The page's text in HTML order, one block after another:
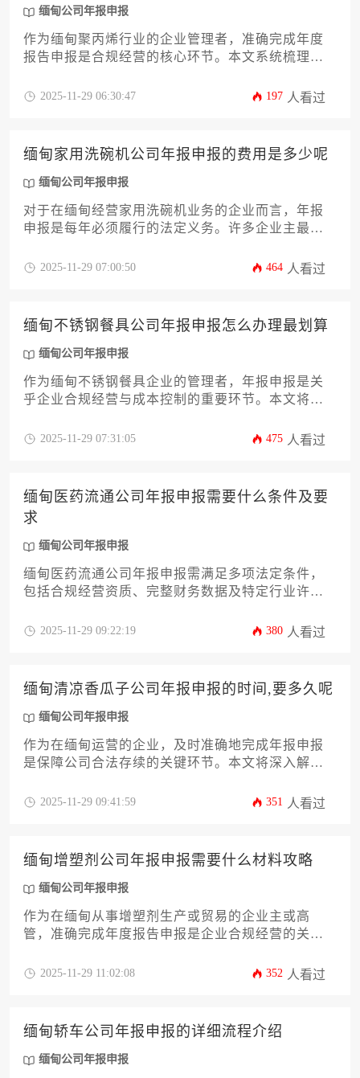
缅甸公司年报申报
作为缅甸聚丙烯行业的企业管理者，准确完成年度
报告申报是合规经营的核心环节。本文系统梳理了
流程，涵盖财务审计、股东信息、税务证明等必备
2025-11-29 06:30:47 197 人看过
缅甸家用洗碗机公司年报申报的费用是多少呢
缅甸公司年报申报
对于在缅甸经营家用洗碗机业务的企业而言，年报
申报是每年必须履行的法定义务。许多企业主最关
是多少呢"。实际上，这个费用并非固定数额，而是
本的12个关键要素，帮助您全面掌握预算规划要
点，确保企业合规经营的同时实现成本最优化。
2025-11-29 07:00:50 464 人看过
缅甸不锈钢餐具公司年报申报怎么办理最划算
缅甸公司年报申报
作为缅甸不锈钢餐具企业的管理者，年报申报是关
乎企业合规经营与成本控制的重要环节。本文将深
读、材料准备、申报时机选择到成本优化策略，为
经济的方式完成合规义务，为业务稳健发展保驾护
航。
2025-11-29 07:31:05 475 人看过
缅甸医药流通公司年报申报需要什么条件及要
求
缅甸公司年报申报
缅甸医药流通公司年报申报需满足多项法定条件，
包括合规经营资质、完整财务数据及特定行业许
品经营许可证等核心文件，并遵循缅甸《公司法》
合规申报。
2025-11-29 09:22:19 380 人看过
缅甸清凉香瓜子公司年报申报的时间,要多久呢
缅甸公司年报申报
作为在缅甸运营的企业，及时准确地完成年报申报
是保障公司合法存续的关键环节。本文将深入解析
个流程所需时长，并详细阐述影响办理周期的各类
要的法定义务，确保公司运营的合规性与连续性。
2025-11-29 09:41:59 351 人看过
缅甸增塑剂公司年报申报需要什么材料攻略
缅甸公司年报申报
作为在缅甸从事增塑剂生产或贸易的企业主或高
管，准确完成年度报告申报是企业合规经营的关键
套材料清单、各项文件的准备要点、常见问题规避
流程，本攻略都将提供切实可行的指导，助您规避
风险，保障企业稳健运营。
2025-11-29 11:02:08 352 人看过
缅甸轿车公司年报申报的详细流程介绍
缅甸公司年报申报